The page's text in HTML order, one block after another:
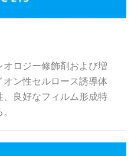
ロジー修飾剤および増
ン性セルロース誘導体
良好なフィルム形成特